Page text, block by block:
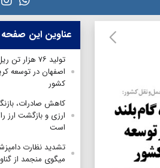
عناوین این صفحه
تولید ۷۶
اصفهان در توسعه
کشور
کاهش صادرات،
ارزی و بازگشت ارز
است
تشدید نظارت
میگوی منجمد از